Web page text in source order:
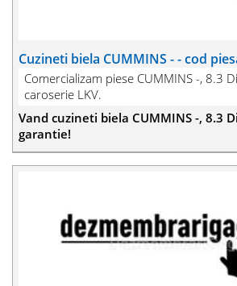
Cuzineti biela CUMMINS - - cod
Comercializam piese CUMMINS -, 8.3
caroserie LKV.
Vand cuzineti biela CUMMINS -, 8.3
garantie!